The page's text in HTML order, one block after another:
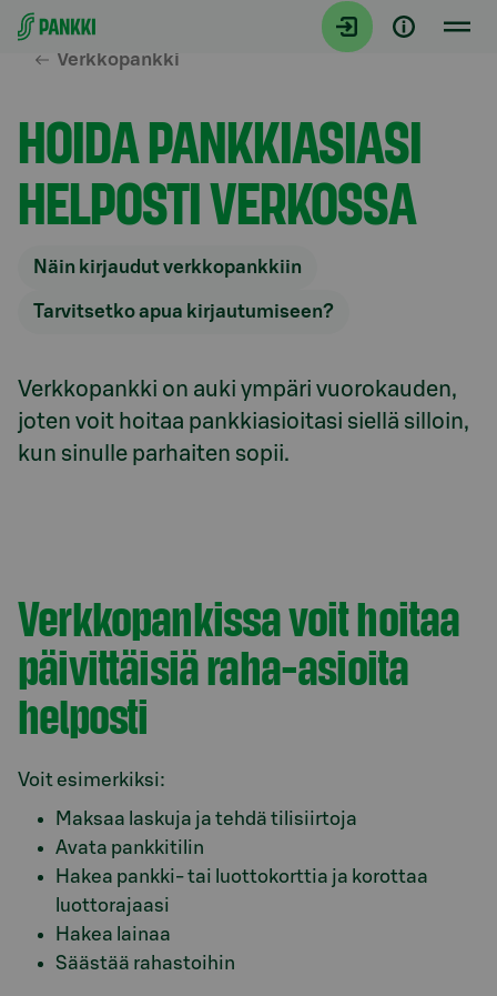
Siirry suoraan sisältöön
Verkkopankki
HOIDA PANKKIASIASI
HELPOSTI VERKOSSA
Näin kirjaudut verkkopankkiin
Tarvitsetko apua kirjautumiseen?
Verkkopankki on auki ympäri vuorokauden,
joten voit hoitaa pankkiasioitasi siellä silloin,
kun sinulle parhaiten sopii.
Verkkopankissa voit hoitaa
päivittäisiä raha-asioita
helposti
Voit esimerkiksi:
Maksaa laskuja ja tehdä tilisiirtoja
Avata pankkitilin
Hakea pankki- tai luottokorttia ja korottaa
luottorajaasi
Hakea lainaa
Säästää rahastoihin